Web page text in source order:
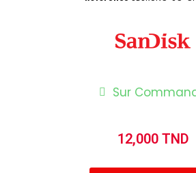
Sur
12,000 TND